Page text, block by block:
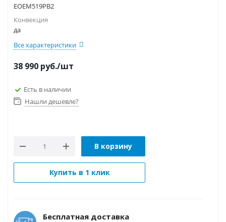
EOEM519PB2
Конвекция
да
Все характеристики
38 990 руб./шт
Есть в наличии
Нашли дешевле?
В корзину
Купить в 1 клик
Бесплатная доставка